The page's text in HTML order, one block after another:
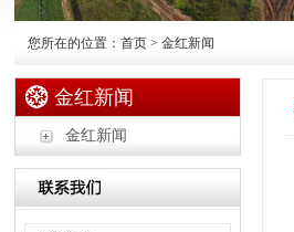
您所在的位置：首页 > 金红新闻
金红新闻
金红新闻